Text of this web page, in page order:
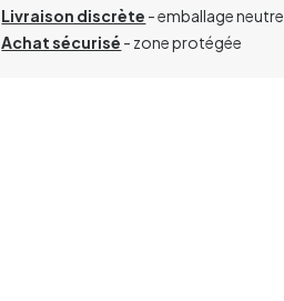
Livraison discrète - emballage neutre
Achat sécurisé - zone protégée